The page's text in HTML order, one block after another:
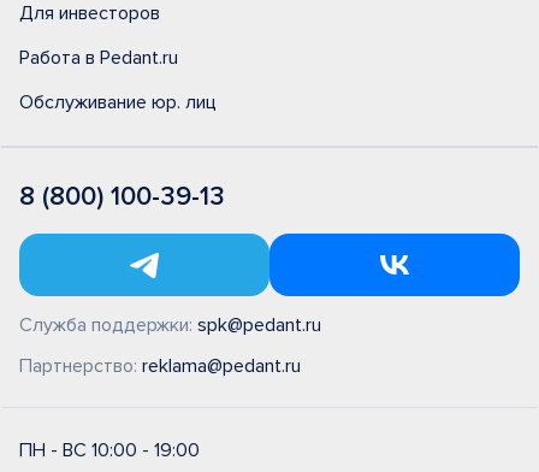
Для инвесторов
Работа в Pedant.ru
Обслуживание юр. лиц
8 (800) 100-39-13
Служба поддержки: spk@pedant.ru
Партнерство: reklama@pedant.ru
ПН - ВС 10:00 - 19:00